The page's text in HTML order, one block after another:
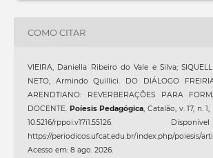
COMO CITAR
VIEIRA, Daniella Ribeiro do Vale e Silva;
NETO, Armindo Quillici. DO DIÁLOGO
ARENDTIANO: REVERBERAÇÕES PARA
DOCENTE. Poíesis Pedagógica, Catalão, v. 17, n.
10.5216/rppoi.v17i1.55126.
https://periodicos.ufcat.edu.br/index.php/poiesis/
Acesso em: 8 ago. 2026.